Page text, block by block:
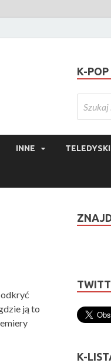
K-
INNE TELEDYSKI
odkryć
ją to
K-